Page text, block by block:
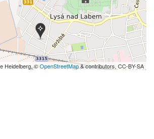
Heidelberg, ©OpenStreetMap& contributors, CC-BY-SA